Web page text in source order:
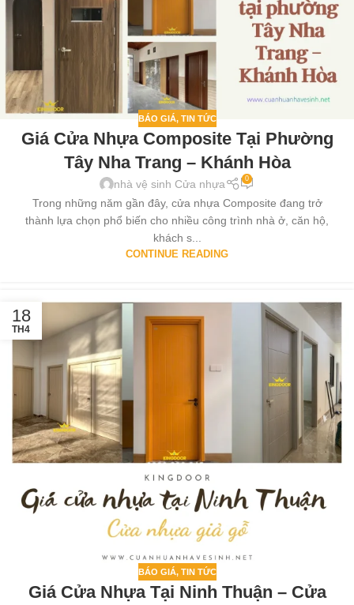
BÁO GIÁ, TIN TỨC
Giá Cửa Nhựa Composite Tại Phường
Tây Nha Trang – Khánh Hòa
nhà vệ sinh Cửa nhựa 0
Trong những năm gần đây, cửa nhựa Composite đang trở
thành lựa chọn phổ biến cho nhiều công trình nhà ở, căn hộ,
khách s...
CONTINUE READING
18
TH4
BÁO GIÁ, TIN TỨC
Giá Cửa Nhựa Tại Ninh Thuận – Cửa